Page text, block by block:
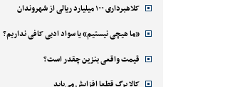
کلاهبرداری ۱۰۰ میلیارد ریالی از شهروندان
«ما هیچی نیستیم» یا سواد ادبی کافی نداریم؟
قیمت واقعی بنزین چقدر است؟
کالا برگ قطعا افزایش می‌یابد